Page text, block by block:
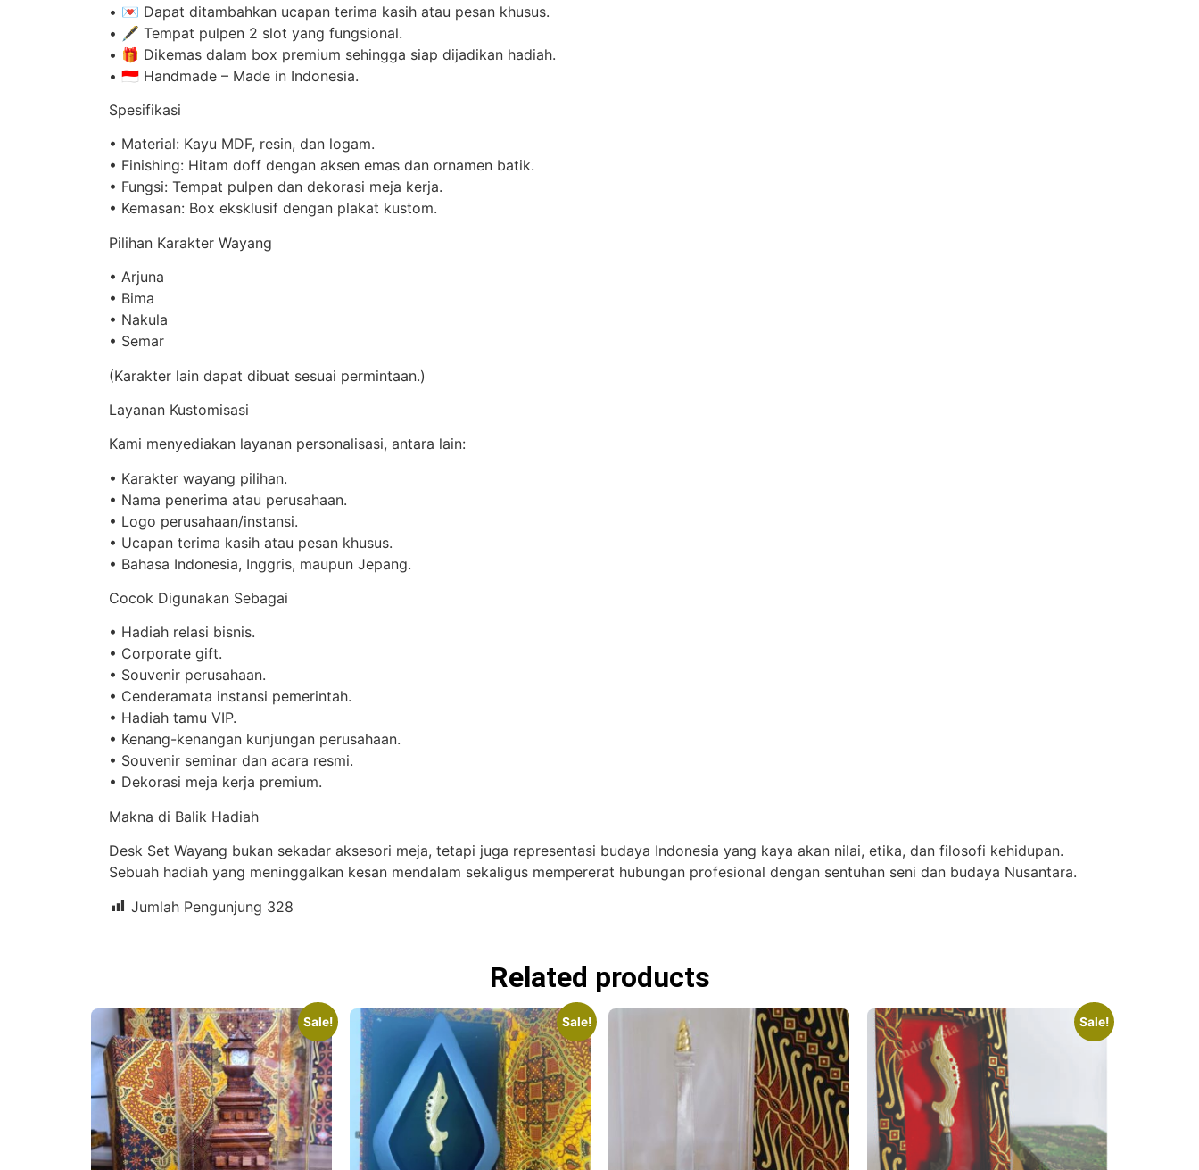
•⁠ ⁠💌 Dapat ditambahkan ucapan terima kasih atau pesan khusus.
•⁠ ⁠🖋️ Tempat pulpen 2 slot yang fungsional.
•⁠ ⁠🎁 Dikemas dalam box premium sehingga siap dijadikan hadiah.
•⁠ ⁠🇮🇩 Handmade – Made in Indonesia.
Spesifikasi
•⁠ ⁠Material: Kayu MDF, resin, dan logam.
•⁠ ⁠Finishing: Hitam doff dengan aksen emas dan ornamen batik.
•⁠ ⁠Fungsi: Tempat pulpen dan dekorasi meja kerja.
•⁠ ⁠Kemasan: Box eksklusif dengan plakat kustom.
Pilihan Karakter Wayang
•⁠ ⁠Arjuna
•⁠ ⁠Bima
•⁠ ⁠Nakula
•⁠ ⁠Semar
(Karakter lain dapat dibuat sesuai permintaan.)
Layanan Kustomisasi
Kami menyediakan layanan personalisasi, antara lain:
•⁠ ⁠Karakter wayang pilihan.
•⁠ ⁠Nama penerima atau perusahaan.
•⁠ ⁠Logo perusahaan/instansi.
•⁠ ⁠Ucapan terima kasih atau pesan khusus.
•⁠ ⁠Bahasa Indonesia, Inggris, maupun Jepang.
Cocok Digunakan Sebagai
•⁠ ⁠Hadiah relasi bisnis.
•⁠ ⁠Corporate gift.
•⁠ ⁠Souvenir perusahaan.
•⁠ ⁠Cenderamata instansi pemerintah.
•⁠ ⁠Hadiah tamu VIP.
•⁠ ⁠Kenang-kenangan kunjungan perusahaan.
•⁠ ⁠Souvenir seminar dan acara resmi.
•⁠ ⁠Dekorasi meja kerja premium.
Makna di Balik Hadiah
Desk Set Wayang bukan sekadar aksesori meja, tetapi juga representasi budaya Indonesia yang kaya akan nilai, etika, dan filosofi kehidupan.
Sebuah hadiah yang meninggalkan kesan mendalam sekaligus mempererat hubungan profesional dengan sentuhan seni dan budaya Nusantara.
Jumlah Pengunjung 328
Related products
Sale! Sale! Sale!